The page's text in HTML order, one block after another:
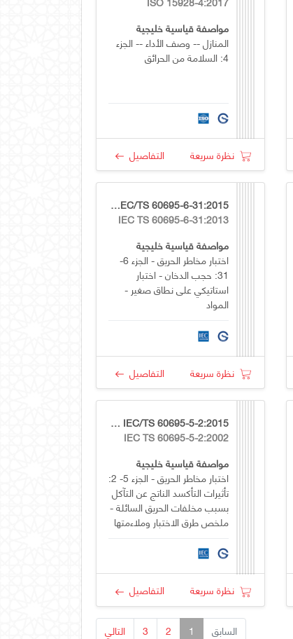
مواصفة قياسية خليجية
المنازل -- وصف الأداء -- الجزء
4: السلامة من الحرائق
نظرة سريعة التفاصيل
GSO IEC/TS 60695-6-31:2015
IEC TS 60695-6-31:2013
مواصفة قياسية خليجية
اختبار مخاطر الحريق - الجزء 6-
31: حجب الدخان - اختبار
استاتيكي على نطاق صغير -
المواد
نظرة سريعة التفاصيل
GSO IEC/TS 60695-5-2:2015
IEC TS 60695-5-2:2002
مواصفة قياسية خليجية
اختبار مخاطر الحريق - الجزء 5- 2:
تأثيرات التأكسد الناتج عن التآكل
بسبب مخلفات الحريق السائلة -
ملخص طرق الاختبار وملاءمتها
نظرة سريعة التفاصيل
السابق 1
2
3 التالي